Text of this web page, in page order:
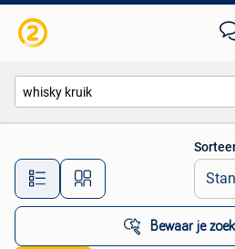
Alle afstanden…
Bewaar je